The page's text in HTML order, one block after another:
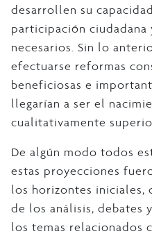
desarrollen su
participación ciudadana
necesarios. Sin lo
efectuarse reformas
beneficiosas e
llegarían a ser el
cualitativamente
De algún modo todos
estas proyecciones
los horizontes iniciales,
de los análisis, debates
los temas relacionados